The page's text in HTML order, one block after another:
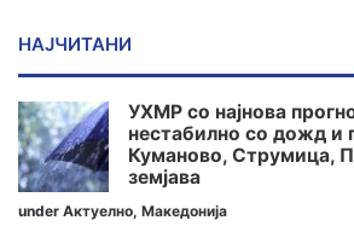
НАЈЧИТАНИ
УХМР со најнова
нестабилно со дожд и
Куманово, Струмица,
земјава
under Актуелно, Македонија